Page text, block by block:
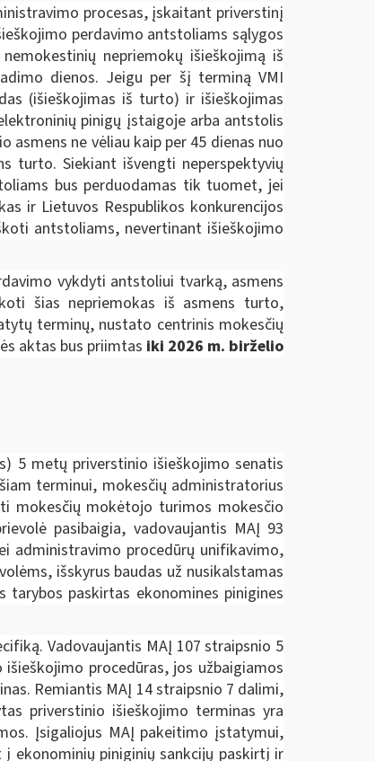
procesas, įskaitant priverstinį
perdavimo antstoliams sąlygos
nepriemokų išieškojimą iš
dienos. Jeigu per šį terminą VMI
(išieškojimas iš turto) ir išieškojimas
pinigų įstaigoje arba antstolis
ne vėliau kaip per 45 dienas nuo
turto. Siekiant išvengti neperspektyvių
bus perduodamas tik tuomet, jei
ir Lietuvos Respublikos konkurencijos
antstoliams, nevertinant išieškojimo
vykdyti antstoliui tvarką, asmens
šias nepriemokas iš asmens turto,
terminų, nustato centrinis mokesčių
aktas bus priimtas iki 2026 m. birželio
5 metų priverstinio išieškojimo senatis
terminui, mokesčių administratorius
mokesčių mokėtojo turimos mokesčio
pasibaigia, vadovaujantis MAĮ 93
administravimo procedūrų unifikavimo,
išskyrus baudas už nusikalstamas
tarybos paskirtas ekonomines pinigines
Vadovaujantis MAĮ 107 straipsnio 5
procedūras, jos užbaigiamos
Remiantis MAĮ 14 straipsnio 7 dalimi,
priverstinio išieškojimo terminas yra
Įsigaliojus MAĮ pakeitimo įstatymui,
ekonominių piniginių sankcijų paskirtį ir